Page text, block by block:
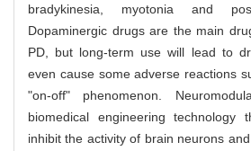
bradykinesia, myotonia and
Dopaminergic drugs are the main
PD, but long-term use will lead to
even cause some adverse reactions
"on-off" phenomenon.
biomedical engineering technology
inhibit the activity of brain neurons